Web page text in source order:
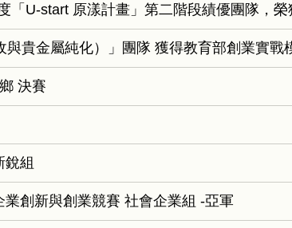
「U-start 原漾計畫」第二階段績優團隊，
貴金屬純化）」團隊 獲得教育部創業實戰
決賽
銳組
創新與創業競賽 社會企業組 -亞軍